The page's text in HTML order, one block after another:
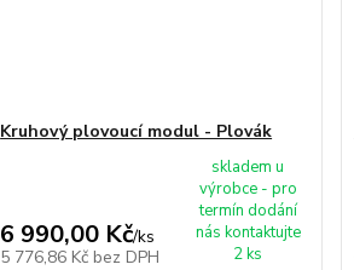
Kruhový plovoucí modul - Plovák
6 990,00 Kč/ks
5 776,86 Kč bez DPH
skladem u
výrobce - pro
termín dodání
nás kontaktujte
2 ks